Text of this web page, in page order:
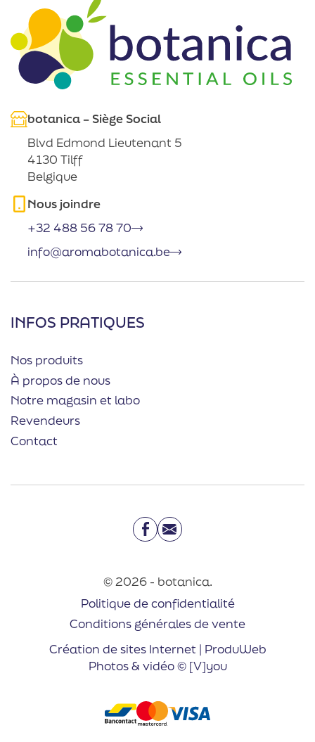
botanica – Siège Social
Blvd Edmond Lieutenant 5
4130 Tilff
Belgique
Nous joindre
+32 488 56 78 70
info@aromabotanica.be
INFOS PRATIQUES
Nos produits
À propos de nous
Notre magasin et labo
Revendeurs
Contact
Facebook
Email
© 2026 - botanica.
Politique de confidentialité
Conditions générales de vente
Création de sites Internet | ProduWeb
Photos & vidéo © [V]you